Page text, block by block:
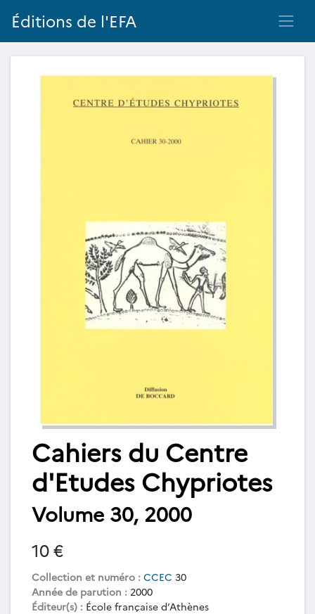
Éditions de l'EFA
Cahiers du Centre
d'Etudes Chypriotes
Volume 30, 2000
10 €
Collection et numéro : CCEC 30
Année de parution : 2000
Éditeur(s) : École française d’Athènes